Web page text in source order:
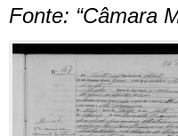
Fonte: “Câmara